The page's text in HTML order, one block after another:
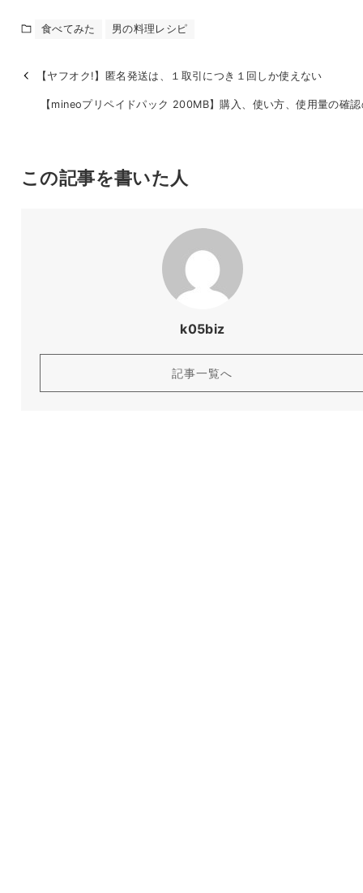
食べてみた 男の料理レシピ
【ヤフオク!】匿名発送は、１取引につき１回しか使えない
【mineoプリペイドパック 200MB】購入、使い方、使用量の確
この記事を書いた人
k05biz
記事一覧へ